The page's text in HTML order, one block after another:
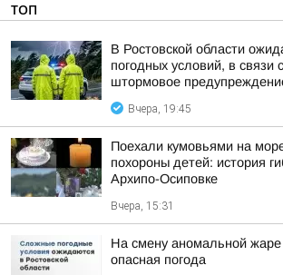
ТОП
В Ростовской области
погодных условий, в связи
штормовое
Вчера, 19:45
Поехали кумовьями на
похороны детей: история
Архипо-Осиповке
Вчера, 15:31
На смену аномальной жаре
опасная погода